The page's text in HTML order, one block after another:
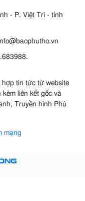
- P. Việt Trì - tỉnh
hợp tin tức từ website
liên kết gốc và
Truyền hình Phú